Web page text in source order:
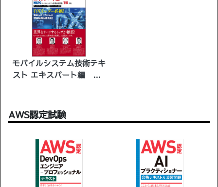
モバイルシステム技術テキ
スト エキスパート編 第9
AWS認定試験